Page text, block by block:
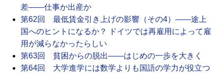
差――仕事か出産か
第62回 最低賃金引き上げの影響（その4）――途上
国へのヒントになるか？ ドイツでは再雇用によって雇
用が減らなかったらしい
第63回 貧困からの脱出――はじめの一歩を大きく
第64回 大学進学には数学よりも国語の学力が役立つ